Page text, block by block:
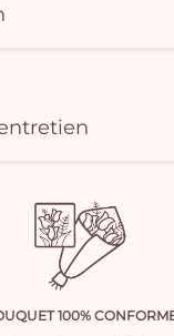
100%